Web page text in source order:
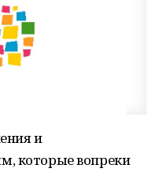
и
которые вопреки